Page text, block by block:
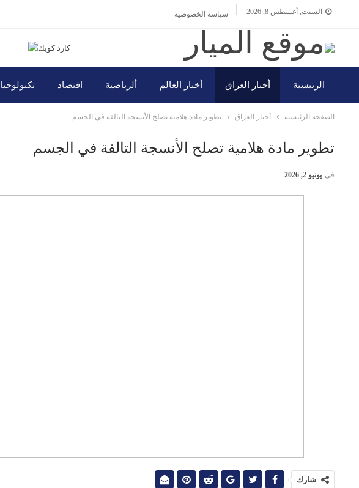
السبت, أغسطس 8, 2026 سياسة الخصوصية
الرئيسية أخبار العراق أخبار العالم ألرياضية اقتصاد تكنولوجيا
الصفحة الرئيسية أخبار العراق تطوير مادة هلامية تصلح الأنسجة التالفة في الجسم
تطوير مادة هلامية تصلح الأنسجة التالفة في الجسم
في يونيو 2, 2026
شارك